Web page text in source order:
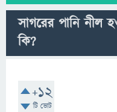
সাগরের পানি নীল
কি?
+12
টি ভোট